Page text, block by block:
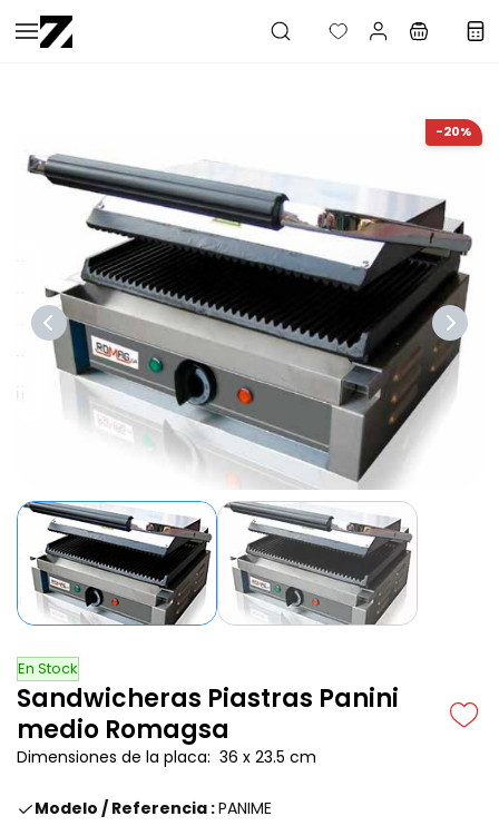
Saltar al
contenido
-20%
En Stock
Sandwicheras Piastras Panini
medio Romagsa
Dimensiones de la placa: 36 x 23.5 cm
Modelo / Referencia :PANIME